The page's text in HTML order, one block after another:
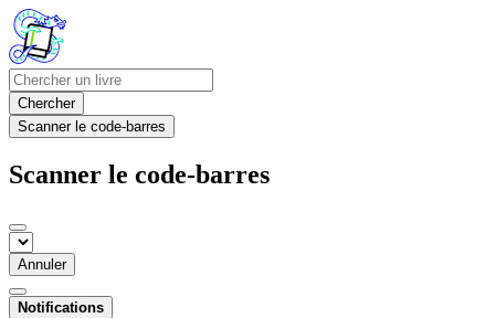
Chercher
Scanner le code-barres
Scanner le code-barres
Annuler
Notifications